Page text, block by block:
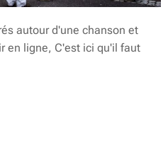
autour d'une chanson et
en ligne, C'est ici qu'il faut